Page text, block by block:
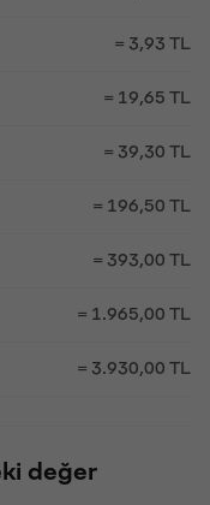
= 3,93 TL
= 19,65 TL
= 39,30 TL
= 196,50 TL
= 393,00 TL
= 1.965,00 TL
= 3.930,00 TL
değer